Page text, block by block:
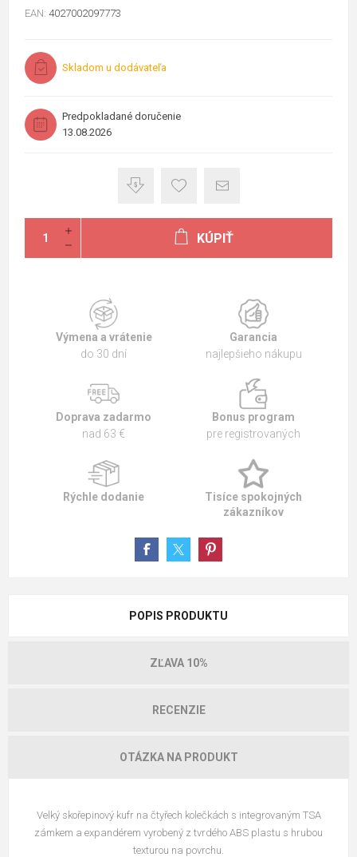
EAN: 4027002097773
Skladom u dodávateľa
Predpokladané doručenie
13.08.2026
KÚPIŤ
Výmena a vrátenie
do 30 dní
Garancia
najlepšieho nákupu
Doprava zadarmo
nad 63 €
Bonus program
pre registrovaných
Rýchle dodanie
Tisíce spokojných
zákazníkov
POPIS PRODUKTU
ZĽAVA 10%
RECENZIE
OTÁZKA NA PRODUKT
Velký skořepinový kufr na čtyřech kolečkách s integrovaným TSA
zámkem a expandérem vyrobený z tvrdého ABS plastu s hrubou
texturou na povrchu.